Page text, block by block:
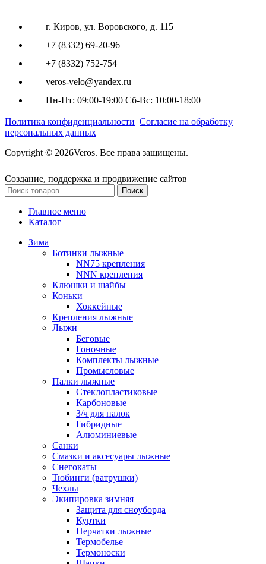
г. Киров, ул. Воровского, д. 115
+7 (8332) 69-20-96
+7 (8332) 752-754
veros-velo@yandex.ru
Пн-Пт: 09:00-19:00 Сб-Вс: 10:00-18:00
Политика конфиденциальности Согласие на обработку
персональных данных
Copyright © 2026Veros. Все права защищены.
Создание, поддержка и продвижение сайтов
Поиск
Главное меню
Каталог
Зима
Ботинки лыжные
NN75 крепления
NNN крепления
Клюшки и шайбы
Коньки
Хоккейные
Крепления лыжные
Лыжи
Беговые
Гоночные
Комплекты лыжные
Промысловые
Палки лыжные
Стеклопластиковые
Карбоновые
З/ч для палок
Гибридные
Алюминиевые
Санки
Смазки и аксесуары лыжные
Снегокаты
Тюбинги (ватрушки)
Чехлы
Экипировка зимняя
Защита для сноуборда
Куртки
Перчатки лыжные
Термобелье
Термоноски